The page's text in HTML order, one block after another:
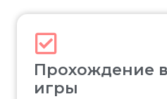
Прохождение
игры